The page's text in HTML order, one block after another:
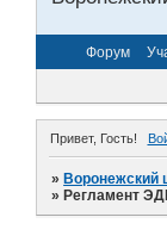
Форум
Привет, Гость!
»Воронежский
»Регламент